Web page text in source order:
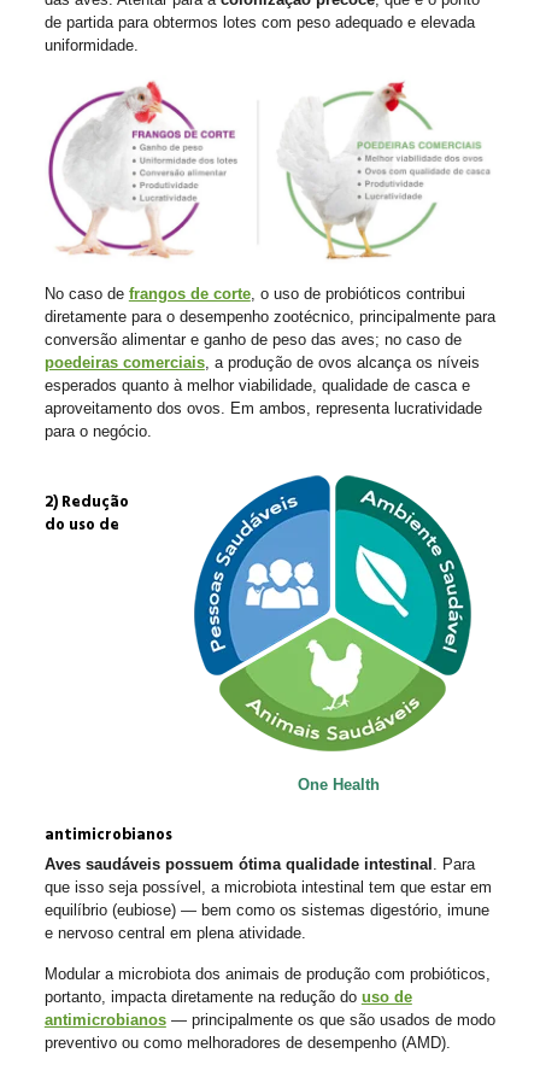
de partida para obtermos lotes com peso adequado e elevada
uniformidade.
No caso de frangos de corte, o uso de probióticos contribui
diretamente para o desempenho zootécnico, principalmente para
conversão alimentar e ganho de peso das aves; no caso de
poedeiras comerciais, a produção de ovos alcança os níveis
esperados quanto à melhor viabilidade, qualidade de casca e
aproveitamento dos ovos. Em ambos, representa lucratividade
para o negócio.
One Health
2) Redução
do uso de
antimicrobianos
Aves saudáveis possuem ótima qualidade intestinal . Para
que isso seja possível, a microbiota intestinal tem que estar em
equilíbrio (eubiose) — bem como os sistemas digestório, imune
e nervoso central em plena atividade.
Modular a microbiota dos animais de produção com probióticos,
portanto, impacta diretamente na redução do uso de
antimicrobianos— principalmente os que são usados de modo
preventivo ou como melhoradores de desempenho (AMD).